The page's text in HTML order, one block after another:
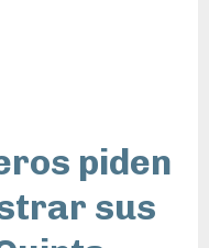
piden
sus